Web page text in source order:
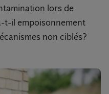
lors de
t-il empoisonnement
non ciblés?